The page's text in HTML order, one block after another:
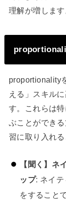
理解が増します
proportionality
える」スキル
す。これらは
ぶことができ
習に取り入れ
【聞く】ネ
ップ: ネイ
をすること